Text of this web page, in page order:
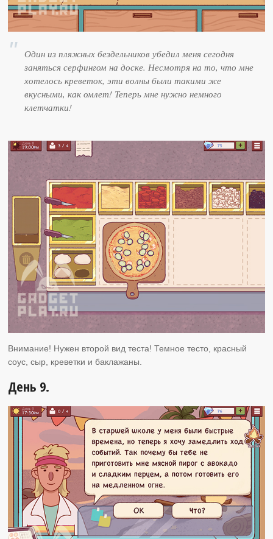
Один из пляжных бездельников убедил меня сегодня
заняться серфингом на доске. Несмотря на то, что мне
хотелось креветок, эти волны были такими же
вкусными, как омлет! Теперь мне нужно немного
клетчатки!
Внимание! Нужен второй вид теста! Темное тесто, красный
соус, сыр, креветки и баклажаны.
День 9.